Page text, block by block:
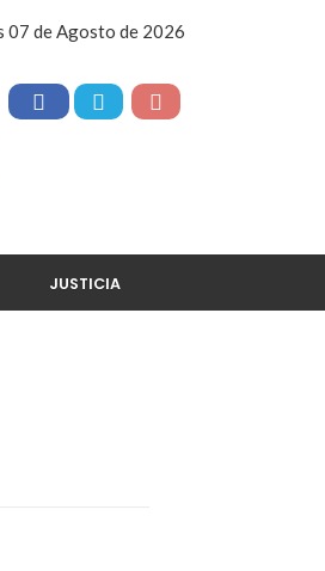
07 de Agosto de 2026
JUSTICIA